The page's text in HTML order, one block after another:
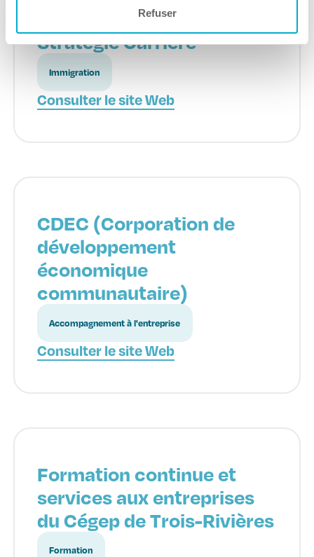
Refuser
Stratégie Carrière
Immigration
Consulter le site Web
CDEC (Corporation de
développement
économique
communautaire)
Accompagnement à l'entreprise
Consulter le site Web
Formation continue et
services aux entreprises
du Cégep de Trois-Rivières
Formation